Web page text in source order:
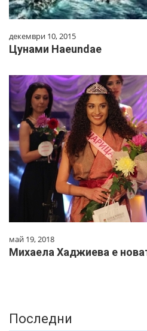
декември 10, 2015
Цунами Haeundae
май 19, 2018
Михаела Хаджиева е
Последни